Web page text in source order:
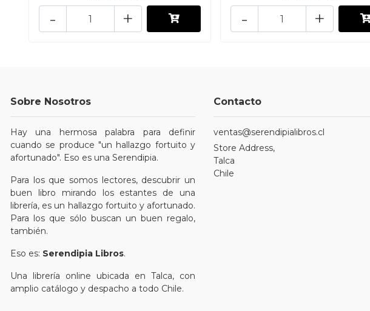
- + - +
Sobre Nosotros
Hay una hermosa palabra para definir
cuando se produce "un hallazgo fortuito y
afortunado". Eso es una Serendipia.
Para los que somos lectores, descubrir un
buen libro mirando los estantes de una
librería, es un hallazgo fortuito y afortunado.
Para los que sólo buscan un buen regalo,
también.
Eso es: Serendipia Libros.
Una librería online ubicada en Talca, con
amplio catálogo y despacho a todo Chile.
Contacto
ventas@serendipialibros.cl
Store Address,
Talca
Chile